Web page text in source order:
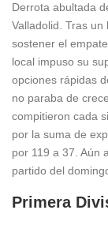
Derrota abultada
Valladolid. Tras
sostener el
local impuso su
opciones rápidas
no paraba de
compitieron cada
por la suma de
por 119 a 37. Aún
partido del
Primera